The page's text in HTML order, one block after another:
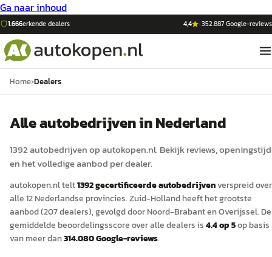
Ga naar inhoud
1.666erkende dealers 4,4 ·352.887Google-reviews
Home›Dealers
Alle autobedrijven in Nederland
1392autobedrijven opautokopen.nl. Bekijk reviews,
en het volledige aanbod per dealer.
autokopen.nltelt1392gecertificeerdeautobedrijvenverspreid over
alle 12 Nederlandse provincies.Zuid-Hollandheeft het grootste
aanbod (207dealers), gevolgd door Noord-Brabanten Overijssel. De
gemiddelde beoordelingsscore over alle dealers is4.4op 5op basis
van meer dan314.080Google-reviews.